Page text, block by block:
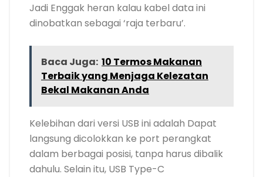
Jadi Enggak heran kalau kabel data ini
dinobatkan sebagai ‘raja terbaru’.
Baca Juga: 10 Termos Makanan
Terbaik yang Menjaga Kelezatan
Bekal Makanan Anda
Kelebihan dari versi USB ini adalah Dapat
langsung dicolokkan ke port perangkat
dalam berbagai posisi, tanpa harus dibalik
dahulu. Selain itu, USB Type-C